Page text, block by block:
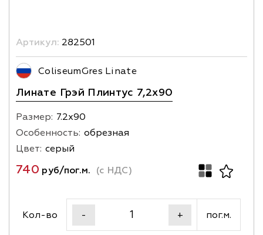
Артикул: 282501
ColiseumGres Linate
Линате Грэй Плинтус 7,2х90
Размер: 7.2х90
Особенность: обрезная
Цвет: серый
740 руб/пог.м. (с НДС)
Кол-во - + пог.м.